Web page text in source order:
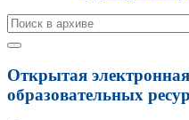
Открытая
образовательных